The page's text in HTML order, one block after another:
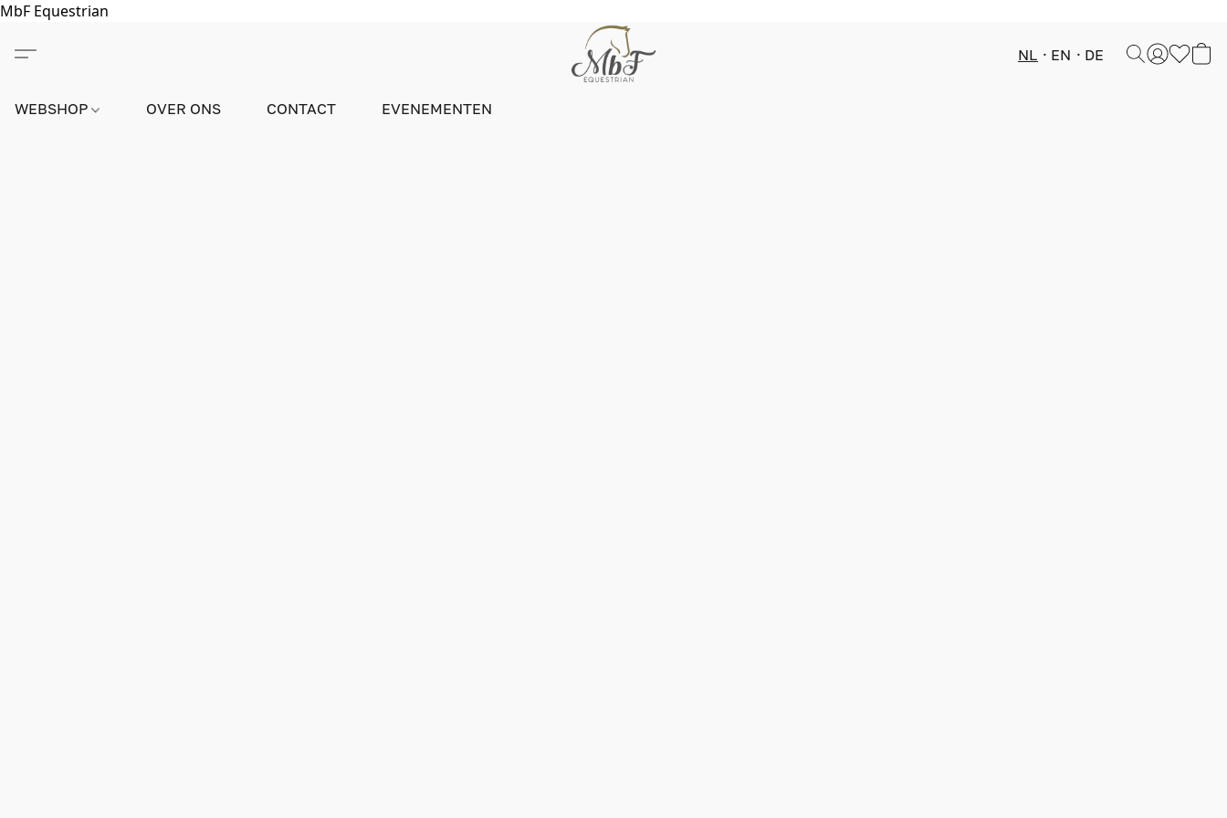
MbF Equestrian
NL EN DE
WEBSHOP OVER ONS CONTACT EVENEMENTEN